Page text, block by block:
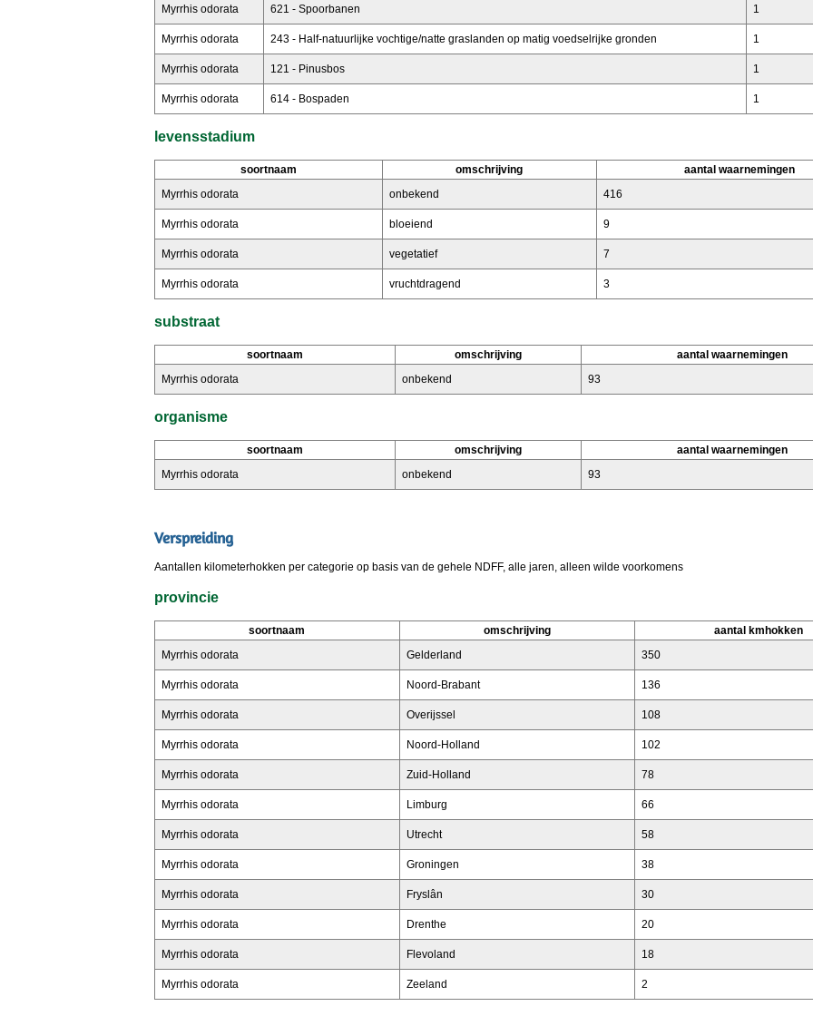
Myrrhis odorata 621 - Spoorbanen 1
Myrrhis odorata 243 - Half-natuurlijke vochtige/natte graslanden op matig voedselrijke gronden 1
Myrrhis odorata 121 - Pinusbos 1
Myrrhis odorata 614 - Bospaden 1
levensstadium
soortnaam omschrijving
aantal waarnemingen
Myrrhis odorata
onbekend 416
Myrrhis odorata bloeiend 9
Myrrhis odorata vegetatief 7
Myrrhis odorata vruchtdragend 3
substraat
soortnaam omschrijving
aantal waarnemingen
Myrrhis odorata
onbekend 93
organisme
soortnaam omschrijving
aantal waarnemingen
Myrrhis odorata
onbekend 93
Verspreiding
Aantallen kilometerhokken per categorie op basis van de gehele NDFF, alle jaren, alleen wilde voorkomens
provincie
soortnaam omschrijving
aantal kmhokken
Myrrhis odorata
Gelderland 350
Myrrhis odorata Noord-Brabant 136
Myrrhis odorata Overijssel 108
Myrrhis odorata Noord-Holland 102
Myrrhis odorata Zuid-Holland 78
Myrrhis odorata Limburg 66
Myrrhis odorata Utrecht 58
Myrrhis odorata Groningen 38
Myrrhis odorata Fryslân 30
Myrrhis odorata Drenthe 20
Myrrhis odorata Flevoland 18
Myrrhis odorata Zeeland 2